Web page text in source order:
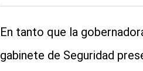
En tanto que la
gabinete de Seguridad